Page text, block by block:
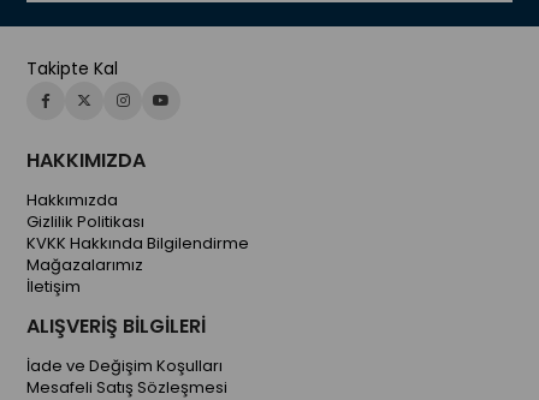
Takipte Kal
HAKKIMIZDA
Hakkımızda
Gizlilik Politikası
KVKK Hakkında Bilgilendirme
Mağazalarımız
İletişim
ALIŞVERİŞ BİLGİLERİ
İade ve Değişim Koşulları
Mesafeli Satış Sözleşmesi